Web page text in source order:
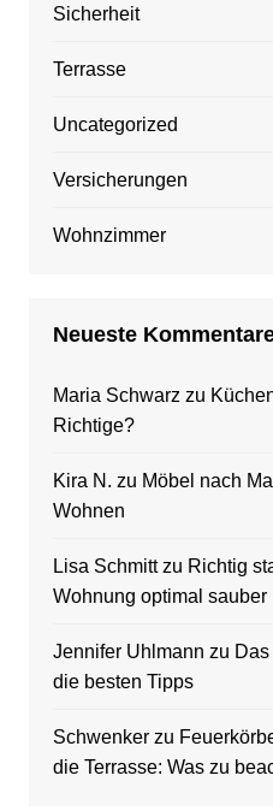
Sicherheit
Terrasse
Uncategorized
Versicherungen
Wohnzimmer
Neueste
Maria Schwarz zu
Richtige?
Kira N. zu Möbel nach
Wohnen
Lisa Schmittzu Richtig
Wohnung optimal sauber
Jennifer Uhlmann zu
die besten Tipps
Schwenkerzu
die Terrasse: Was zu